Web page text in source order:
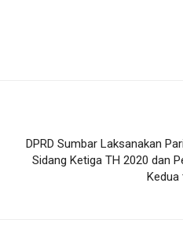
DPRD Sumbar Laksanakan
Sidang Ketiga TH 2020 dan
Kedua